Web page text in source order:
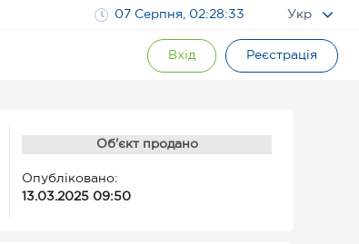
07 Серпня, 02:28:34 Укр
Вхід Реєстрація
Об'єкт продано
Опубліковано:
13.03.2025 09:50